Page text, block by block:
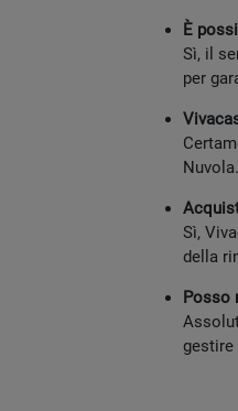
È
Sì, il
per
Sì,
della
Posso
gestire